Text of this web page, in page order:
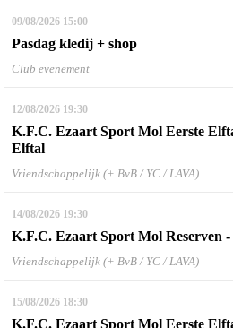
09/08/2026 15:00
Pasdag kledij + shop
Club evenement
12/08/2026 19:30
K.F.C. Ezaart Sport Mol Eerste
Elftal
Vriendschappelijk (+ BvB / YC / LAVA)
14/08/2026 19:30
K.F.C. Ezaart Sport Mol Reserven
Vriendschappelijk (+ BvB / YC / LAVA)
15/08/2026 18:30
K.F.C. Ezaart Sport Mol Eerste